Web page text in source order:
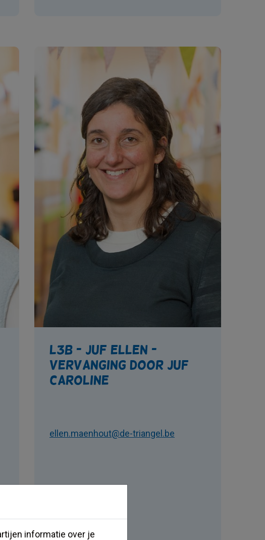
L3B - juf Ellen -
vervanging door juf
Caroline
ellen.maenhout@de-triangel.be
informatie over je